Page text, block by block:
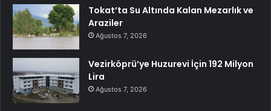
Tokat’ta Su Altında Kalan Mezarlık ve
Araziler
Ağustos 7, 2026
Vezirköprü’ye Huzurevi İçin 192 Milyon
Lira
Ağustos 7, 2026